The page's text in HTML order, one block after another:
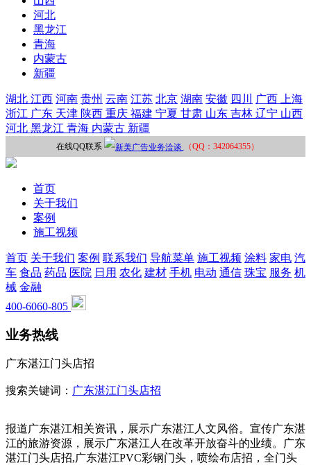
河北
黑龙江
青海
内蒙古
新疆
湖北 江西 河南 贵州 云南 江苏 北京 湖南 安徽 四川 广西
上海
浙江 广东 天津 陕西 重庆 福建 宁夏 甘肃 山东 吉林 辽宁 山西
河北 黑龙江 青海 内蒙古 新疆
在线QQ联系 （QQ：342064355）
首页
关于我们
案例
施工视频
首页 关于我们 案例 联系我们 导航菜单 施工视频 涂料 家电 汽
车 食品 药品 医院 日用 农化 建材 手机 电动 通信 珠宝 服务 机
械 金融
400-6060-805
业务热线
广东湛江门头店招
搜索关键词： 广东湛江门头店招
报道广东湛江相关资讯，展示广东湛江人文风俗。宣传广东湛
江的旅游资源，展示广东湛江人在改革开放奋斗的业绩。广东
湛江门头店招,广东湛江PVC彩钢门头，喷绘布店招，全门头